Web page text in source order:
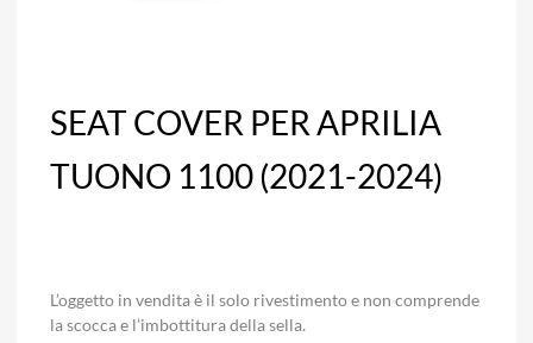
SEAT COVER PER APRILIA
TUONO 1100 (2021-2024)
L’oggetto in vendita è il solo rivestimento e non comprende
la scocca e l’imbottitura della sella.